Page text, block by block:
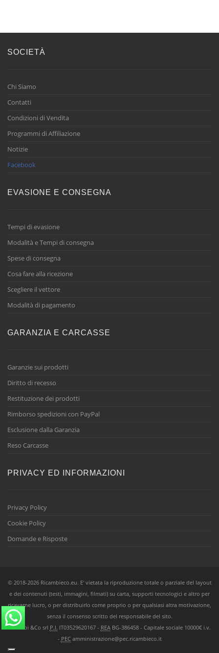
SOCIETÀ
Chi Siamo
Contatti
Condizioni di Vendita
Programmi di Affiliazione
Notizie
Facebook
EVASIONE E CONSEGNA
Tempi di evasione
Modalità e Tempi di consegna
Spese di consegna
Cosa fare alla ricezione
Scegliere il vettore
Modalità di pagamento
GARANZIA E CARCASSE
Garanzie sui prodotti
Diritto di recesso
Restituzione dei prodotti
Rimborso spedizioni con PayPal
Esclusione dalla Garanzia
Reso Carcasse
PRIVACY ED INFORMAZIONI
Privacy Policy
Cookie Policy
Domande e Risposte
© 2018-2026 Ricambieco.eu. E' vietata la riproduzione totale o parziale del layout
e dei contenuti (testi, immagini, filmati) su carta, supporti tecnologici e altro per
ricavarne lucro, o per distribuirlo come proprio o per qualsiasi altra motivazione,
senza il consenso scritto del responsabile del sito.
Ricambi &Co srl P.I. IT03529620167 - REABG-386458 - Capitale sociale 10000€ i.v.
- PECamministrazione@pec.ricambieco.it